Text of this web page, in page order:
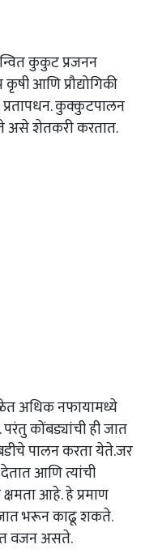
कुकुट प्रजनन
आणि प्रौद्योगिकी
कुक्कुटपालन
असे शेतकरी करतात.
अधिक नफायामध्ये
कोंबड्यांची ही जात
पालन करता येते.जर
आणि त्यांची
आहे. हे प्रमाण
जात भरून काढू शकते.
वजन असते.